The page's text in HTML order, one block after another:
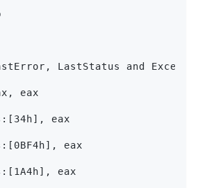
LastStatus and
eax
eax
eax
eax